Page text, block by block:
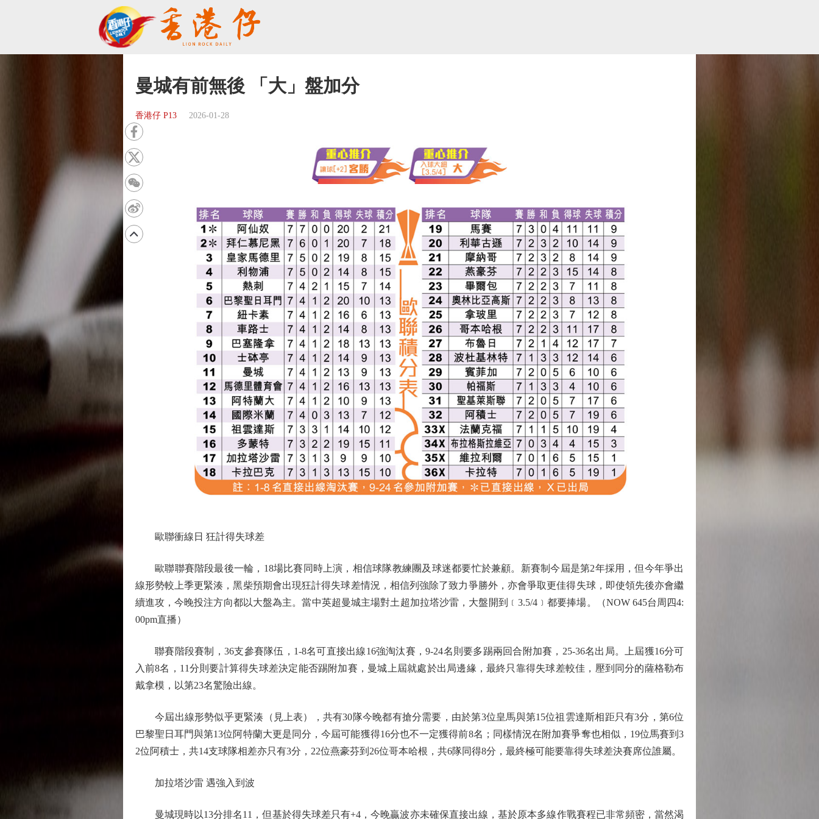
曼城有前無後 「大」盤加分
香港仔 P13 2026-01-28
歐聯衝線日 狂計得失球差
歐聯聯賽階段最後一輪，18場比賽同時上演，相信球隊教練團及球迷都要忙於兼顧。新賽制今屆是第2年採用，但今年爭出
線形勢較上季更緊湊，黑柴預期會出現狂計得失球差情況，相信列強除了致力爭勝外，亦會爭取更佳得失球，即使領先後亦會繼
續進攻，今晚投注方向都以大盤為主。當中英超曼城主場對土超加拉塔沙雷，大盤開到﹝3.5/4﹞都要捧場。（NOW 645台周四4:
00pm直播）
聯賽階段賽制，36支參賽隊伍，1-8名可直接出線16強淘汰賽，9-24名則要多踢兩回合附加賽，25-36名出局。上屆獲16分可
入前8名，11分則要計算得失球差決定能否踢附加賽，曼城上屆就處於出局邊緣，最終只靠得失球差較佳，壓到同分的薩格勒布
戴拿模，以第23名驚險出線。
今屆出線形勢似乎更緊湊（見上表），共有30隊今晚都有搶分需要，由於第3位皇馬與第15位祖雲達斯相距只有3分，第6位
巴黎聖日耳門與第13位阿特蘭大更是同分，今屆可能獲得16分也不一定獲得前8名；同樣情況在附加賽爭奪也相似，19位馬賽到3
2位阿積士，共14支球隊相差亦只有3分，22位燕豪芬到26位哥本哈根，共6隊同得8分，最終極可能要靠得失球差決賽席位誰屬。
加拉塔沙雷 遇強入到波
曼城現時以13分排名11，但基於得失球差只有+4，今晚贏波亦未確保直接出線，基於原本多線作戰賽程已非常頻密，當然渴